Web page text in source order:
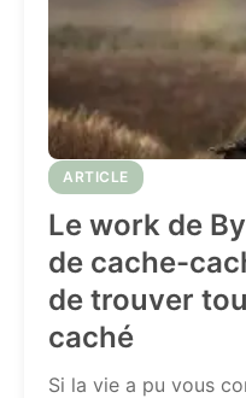
ARTICLE
Le work de
de cache-
de trouver
caché
Si la vie a pu vous